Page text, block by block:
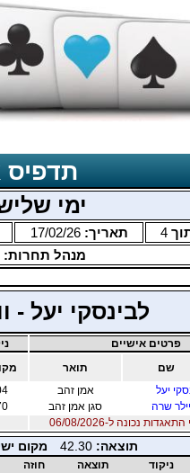
תדפיס
ימי
4 תאריך:17/02/26
מנהל תחרות:
לבינסקי יעל -
פרטים אישיים
שם תואר
יעל אמן זהב
שרה סגן אמן זהב
נכונה ל-06/08/2026
תוצאה:42.30 מקום
ניקוד תוצאה חוזה